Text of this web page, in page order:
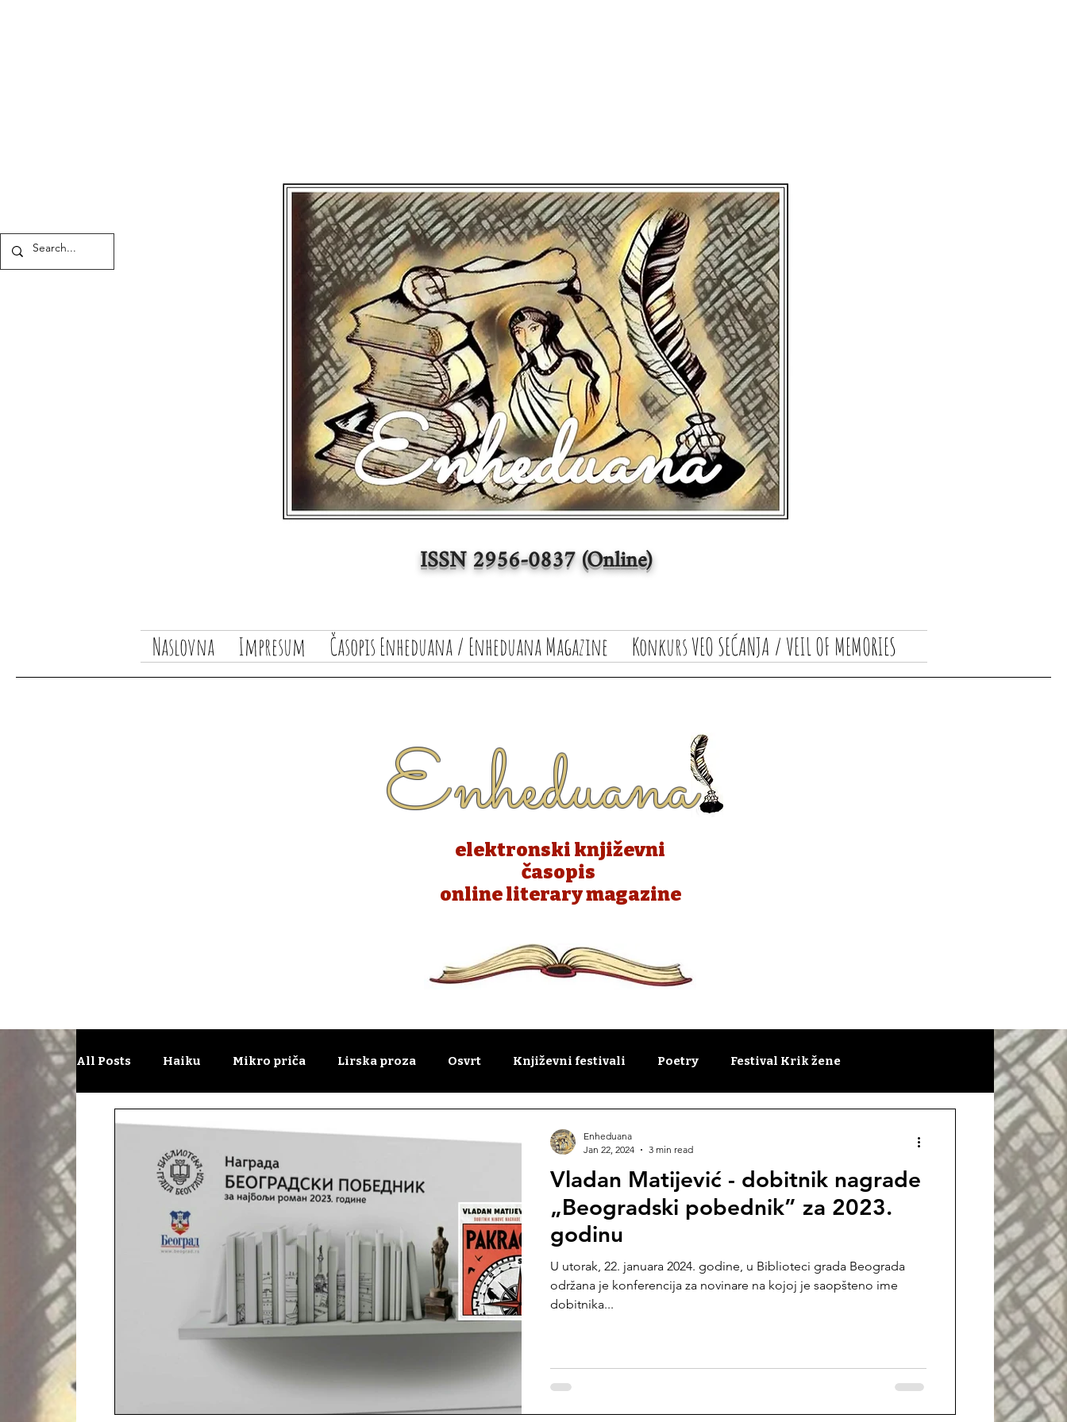
ISSN 2956-0837 (Online)
Naslovna Impresum Časopis Enheduana / Enheduana Magazine Konkurs VEO SEĆANJA / VEIL OF MEMORIES
Enheduana
elektronski književni
časopis
online literary magazine
All Posts Haiku Mikro priča Lirska proza Osvrt Književni festivali Poetry Festival Krik žene
Festival Krik žene 2025
Književni prikaz Зидање Логоса Međunarodni dan dečije knjige Poezija u prevodu Prevod sa turskog
Nova izdanja Knjige poezije Poezija Književni konkursi
Rezultati konkursa Enheduanin konkurs „Pisma Branku ”
Vladan Matijević - dobitnik nagrade
„Beogradski pobednik” za 2023.
godinu
U utorak, 22. januara 2024. godine, u Biblioteci grada Beograda
održana je konferencija za novinare na kojoj je saopšteno ime
dobitnika...
Enheduana
Jan 22, 2024
3 min read